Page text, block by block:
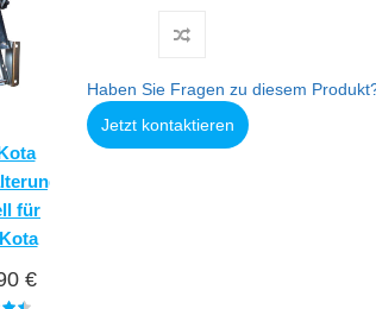
für
€
Haben Sie Fragen zu diesem
Jetzt kontaktieren